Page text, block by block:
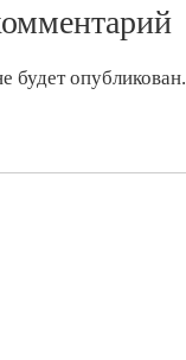
будет опубликован.